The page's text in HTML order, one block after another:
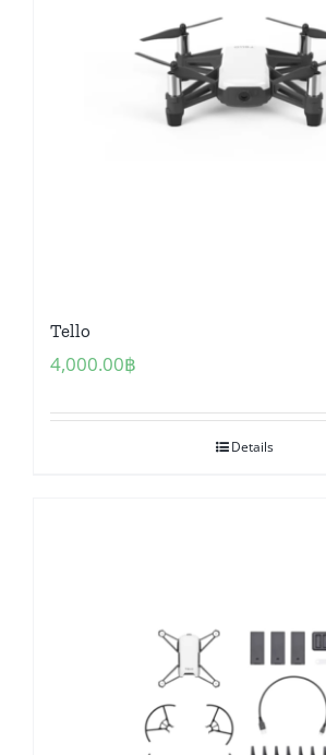
Tello
4,000.00฿
Details